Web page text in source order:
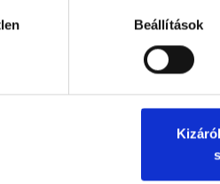
Beállítások